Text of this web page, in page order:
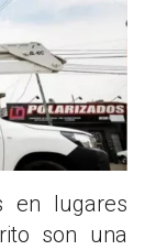
en lugares
son una